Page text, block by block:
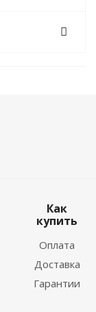
Как
купить
Оплата
Доставка
Гарантии